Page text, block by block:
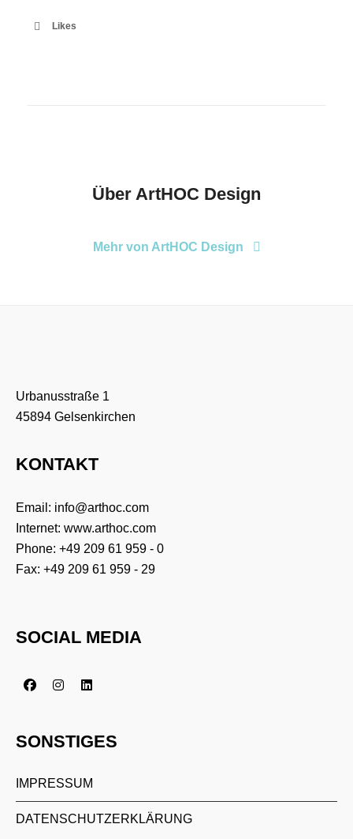
Likes
Über ArtHOC Design
Mehr von ArtHOC Design
Urbanusstraße 1
45894 Gelsenkirchen
KONTAKT
Email: info@arthoc.com
Internet: www.arthoc.com
Phone: +49 209 61 959 - 0
Fax: +49 209 61 959 - 29
SOCIAL MEDIA
SONSTIGES
IMPRESSUM
DATENSCHUTZERKLÄRUNG